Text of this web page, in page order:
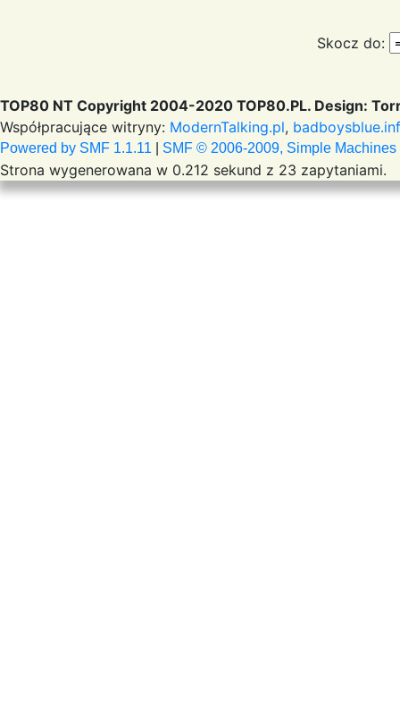
Skocz do:
TOP80 NT Copyright 2004-2020 TOP80.PL. Design:
Współpracujące witryny: ModernTalking.pl,
Powered by SMF 1.1.11 SMF © 2006-2009, Simple Machines
Strona wygenerowana w 0.212 sekund z 23 zapytaniami.